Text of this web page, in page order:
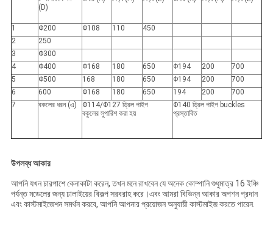
(D)
1 Φ200 Φ108 110
450
2
250
3
Φ300
4
Φ400 Φ168 180 650 Φ194 200
700
5
Φ500 168 180 650 Φ194 200
700
6
600 Φ168 180 650 194 200
700
7
বকলের ধরন (এ)
Φ114/Φ127 ড্রিল পাইপ
বকুলের সুপারিশ করা হয়
Φ140 ড্রিল পাইপ buckles
প্রস্তাবিত
উপলব্ধ আকার
আপনি যখন চারপাশে কেনাকাটা করেন, তখন মনে রাখবেন যে অনেক কোম্পানি শুধুমাত্র 16 ইঞ্চি
পর্যন্ত মডেলের জন্য ঢালাইয়ের বিকল্প সরবরাহ করে।এবং আমরা বিভিন্ন আকার অপশন প্রদান
এবং কাস্টমাইজেশন সমর্থন করবে, আপনি আপনার প্রয়োজন অনুযায়ী কাস্টমাইজ করতে পারেন.